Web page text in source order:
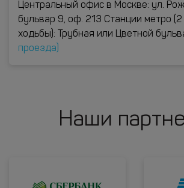
Центральный офис в Москве: ул.
бульвар 9, оф. 213 Станции метро
ходьбы): Трубная или Цветной
проезда)
Наши